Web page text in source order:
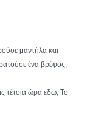
μαντήλα και
ένα βρέφος,
τέτοια ώρα εδώ; Το